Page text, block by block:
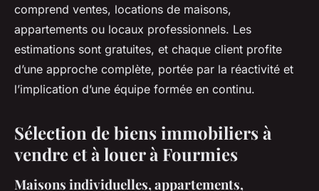
comprend ventes, locations de maisons,
appartements ou locaux professionnels. Les
estimations sont gratuites, et chaque client profite
d’une approche complète, portée par la réactivité et
l’implication d’une équipe formée en continu.
Sélection de biens immobiliers à
vendre et à louer à Fourmies
Maisons individuelles, appartements,